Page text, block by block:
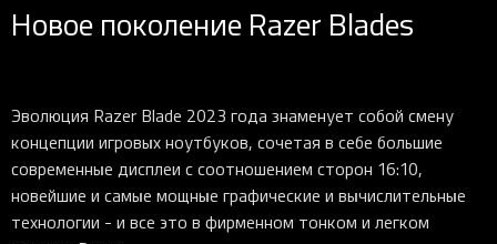
Новое поколение Razer Blades
Эволюция Razer Blade 2023 года знаменует собой смену
концепции игровых ноутбуков, сочетая в себе большие
современные дисплеи с соотношением сторон 16:10,
новейшие и самые мощные графические и вычислительные
технологии - и все это в фирменном тонком и легком